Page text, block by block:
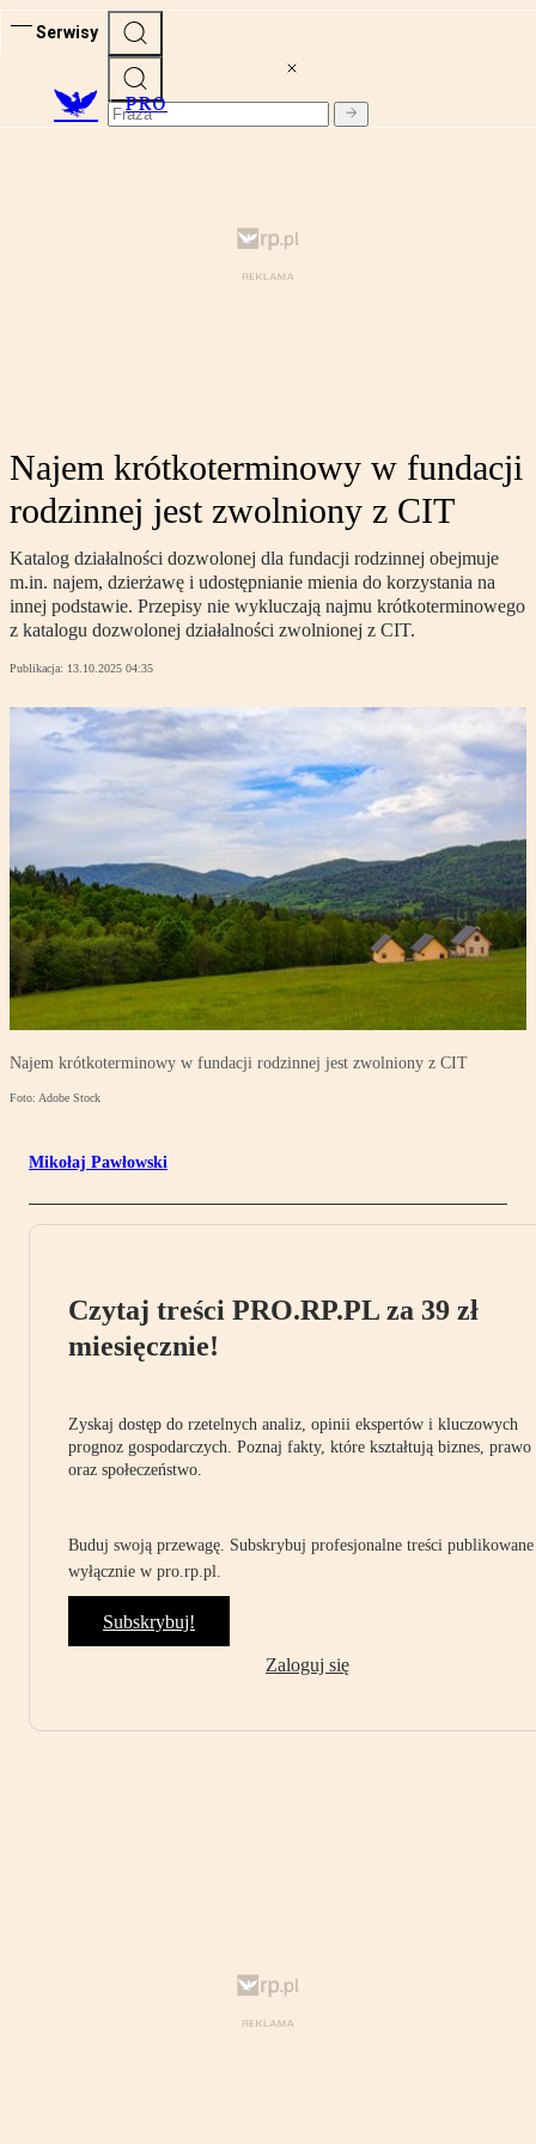
Serwisy
PRO
Najem krótkoterminowy w fundacji
rodzinnej jest zwolniony z CIT
Katalog działalności dozwolonej dla fundacji rodzinnej obejmuje
m.in. najem, dzierżawę i udostępnianie mienia do korzystania na
innej podstawie. Przepisy nie wykluczają najmu krótkoterminowego
z katalogu dozwolonej działalności zwolnionej z CIT.
Publikacja: 13.10.2025 04:35
Najem krótkoterminowy w fundacji rodzinnej jest zwolniony z CIT
Foto: Adobe Stock
Mikołaj Pawłowski
Czytaj treści PRO.RP.PL za 39 zł
miesięcznie!
Zyskaj dostęp do rzetelnych analiz, opinii ekspertów i kluczowych
prognoz gospodarczych. Poznaj fakty, które kształtują biznes, prawo
oraz społeczeństwo.
Buduj swoją przewagę. Subskrybuj profesjonalne treści publikowane
wyłącznie w pro.rp.pl.
Subskrybuj!
Zaloguj się